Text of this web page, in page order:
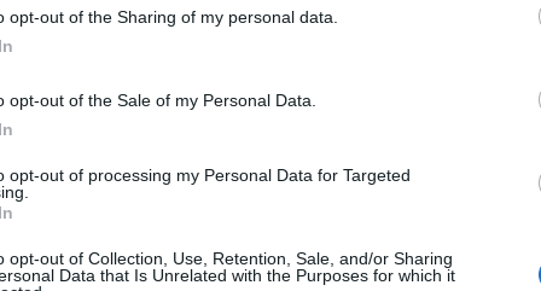
opt-out of the Sharing of my personal data.
opt-out of the Sale of my Personal Data.
opt-out of processing my Personal Data for Targeted
opt-out of Collection, Use, Retention, Sale, and/or Sharing
Data that Is Unrelated with the Purposes for which it
per gruppi
dell'hotel
Hotel Business
recentemente
Terrazza